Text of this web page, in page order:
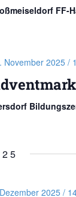
FF-
November 2025 /
2025 /